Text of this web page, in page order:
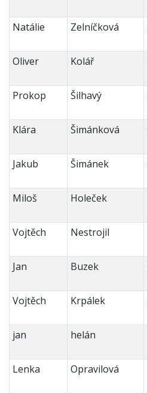
Natálie Zelníčková
Oliver Kolář
Prokop Šilhavý
Klára Šimánková
Jakub Šimánek
Miloš Holeček
Vojtěch
Nestrojil
Jan Buzek
Vojtěch Krpálek
jan helán
Lenka Opravilová